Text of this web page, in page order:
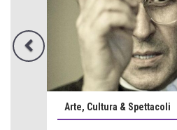
Arte, Cultura & Spettacoli
Emilio Isgrò, il cancellatore
Come difendere la pelle dal sole
Hotels, B&B e Ristoranti... 10 & lode